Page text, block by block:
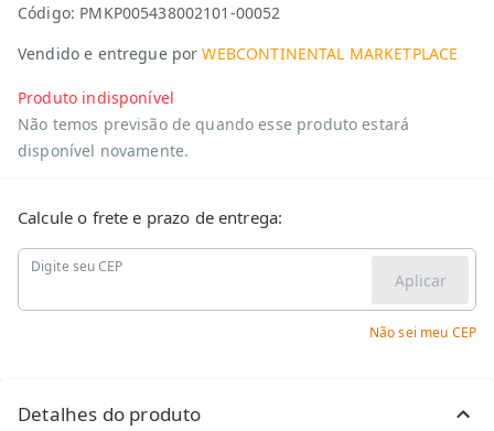
Código: PMKP005438002101-00052
Vendido e entregue por WEBCONTINENTAL MARKETPLACE
Produto indisponível
Não temos previsão de quando esse produto estará
disponível novamente.
Calcule o frete e prazo de entrega:
Digite seu CEP
Aplicar
Não sei meu CEP
Detalhes do produto